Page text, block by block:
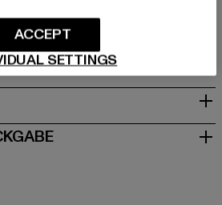
SETTINGS
ACCEPT